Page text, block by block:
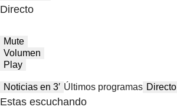
Directo
Mute
Volumen
Play
Noticias en 3′ Últimos programas Directo
Estas escuchando